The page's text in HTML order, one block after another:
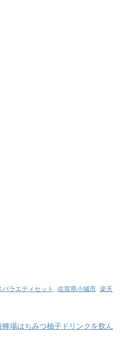
バラエティセット , 佐賀県小城市, 楽天
蜂場はちみつ柚子ドリンクを飲ん